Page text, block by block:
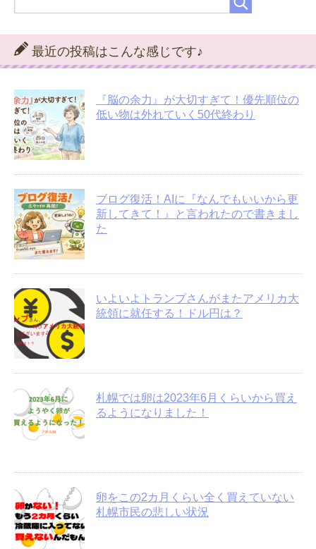
最近の投稿はこんな感じです♪
『脳の余力』が大切すぎて！優先順位の
低い物は外れていく50代終わり
ブログ復活！AIに『なんでもいいから更
新してきて！』と言われたので書きまし
た
いよいよトランプさんがまたアメリカ大
統領に就任する！ドル円は？
札幌では卵は2023年6月くらいから買え
るようになりました！
卵をこの2カ月くらい全く買えていない
札幌市民の悲しい状況